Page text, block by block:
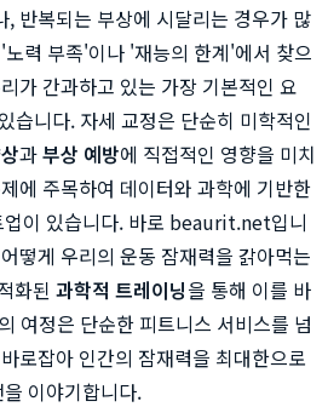
, 반복되는 부상에 시달리는 경우가 많
력 부족'이나 '재능의 한계'에서 찾으
가 간과하고 있는 가장 기본적인 요
습니다. 자세 교정은 단순히 미학적인
과부상 예방에 직접적인 영향을 미치
에 주목하여 데이터와 과학에 기반한
업이 있습니다. 바로 beaurit.net입니
떻게 우리의 운동 잠재력을 갉아먹는
화된 과학적 트레이닝을 통해 이를 바
여정은 단순한 피트니스 서비스를 넘
로잡아 인간의 잠재력을 최대한으로
이야기합니다.